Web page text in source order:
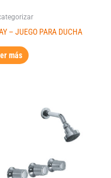
– JUEGO PARA DUCHA
más